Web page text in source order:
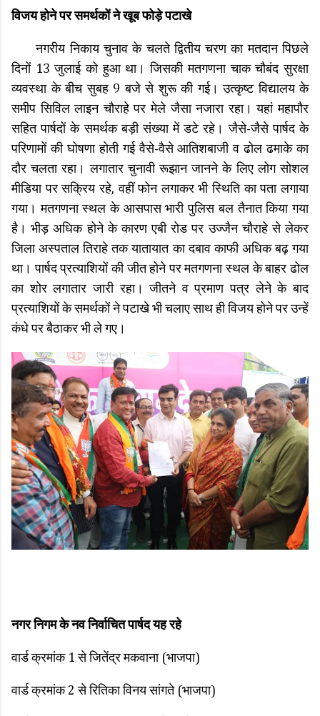
विजय होने पर समर्थकों ने खूब फोड़े पटाखे
नगरीय निकाय चुनाव के चलते द्वितीय चरण का मतदान पिछले
दिनों 13 जुलाई को हुआ था। जिसकी मतगणना चाक चौबंद सुरक्षा
व्यवस्था के बीच सुबह 9 बजे से शुरू की गई। उत्कृष्ट विद्यालय के
समीप सिविल लाइन चौराहे पर मेले जैसा नजारा रहा। यहां महापौर
सहित पार्षदों के समर्थक बड़ी संख्या में डटे रहे। जैसे-जैसे पार्षद के
परिणामों की घोषणा होती गई वैसे-वैसे आतिशबाजी व ढोल ढमाके का
दौर चलता रहा। लगातार चुनावी रूझान जानने के लिए लोग सोशल
मीडिया पर सक्रिय रहे, वहीं फोन लगाकर भी स्थिति का पता लगाया
गया। मतगणना स्थल के आसपास भारी पुलिस बल तैनात किया गया
है। भीड़ अधिक होने के कारण एबी रोड पर उज्जैन चौराहे से लेकर
जिला अस्पताल तिराहे तक यातायात का दबाव काफी अधिक बढ़ गया
था। पार्षद प्रत्याशियों की जीत होने पर मतगणना स्थल के बाहर ढोल
का शोर लगातार जारी रहा। जीतने व प्रमाण पत्र लेने के बाद
प्रत्याशियों के समर्थकों ने पटाखे भी चलाए साथ ही विजय होने पर उन्हें
कंधे पर बैठाकर भी ले गए।
नगर निगम के नव निर्वाचित पार्षद यह रहे
वार्ड क्रमांक 1 से जितेंद्र मकवाना (भाजपा)
वार्ड क्रमांक 2 से रितिका विनय सांगते (भाजपा)